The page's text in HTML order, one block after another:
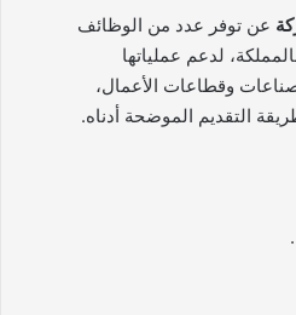
عن توفر عدد من الوظائف
لدعم عملياتها
وقطاعات الأعمال،
التقديم الموضحة أدناه.